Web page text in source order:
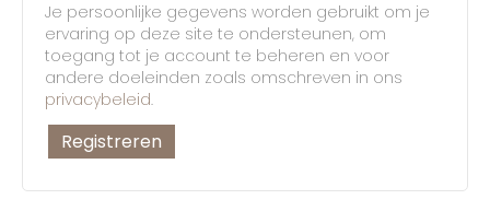
Je persoonlijke gegevens worden gebruikt om je
ervaring op deze site te ondersteunen, om
toegang tot je account te beheren en voor
andere doeleinden zoals omschreven in ons
privacybeleid.
Registreren